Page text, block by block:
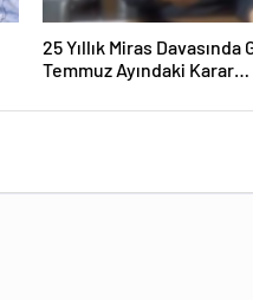
25 Yıllık Miras Davasında
Temmuz Ayındaki Karar